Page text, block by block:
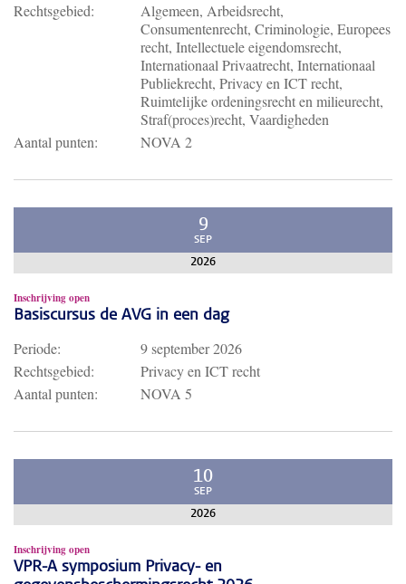
Rechtsgebied:
Algemeen, Arbeidsrecht,
Consumentenrecht, Criminologie, Europees
recht, Intellectuele eigendomsrecht,
Internationaal Privaatrecht, Internationaal
Publiekrecht, Privacy en ICT recht,
Ruimtelijke ordeningsrecht en milieurecht,
Straf(proces)recht, Vaardigheden
Aantal punten:
NOVA 2
9
SEP
2026
Inschrijving open
Basiscursus de AVG in een dag
Periode:
9 september 2026
Rechtsgebied:
Privacy en ICT recht
Aantal punten:
NOVA 5
10
SEP
2026
Inschrijving open
VPR-A symposium Privacy- en